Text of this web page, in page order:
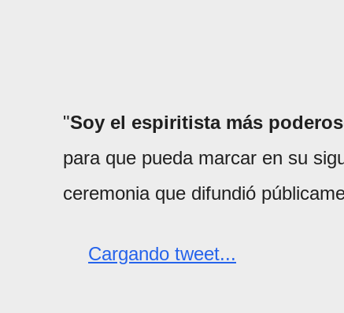
"Soy el espiritista más
para que pueda marcar en su
ceremonia que difundió
Cargando tweet...